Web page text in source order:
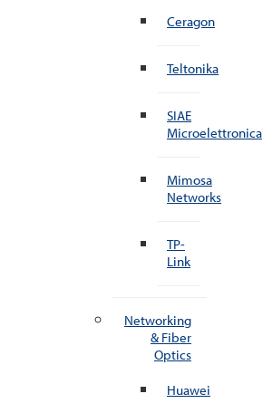
Ceragon
Teltonika
SIAE
Microelettronica
Mimosa
Networks
TP-
Link
Networking
& Fiber
Optics
Huawei